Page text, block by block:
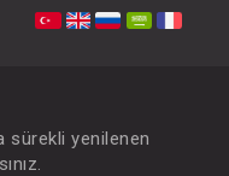
sürekli yenilenen